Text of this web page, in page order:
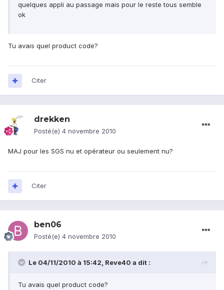
quelques appli au passage mais pour le reste tous semble
ok
Tu avais quel product code?
Citer
drekken
Posté(e) 4 novembre 2010
MAJ pour les SGS nu et opérateur ou seulement nu?
Citer
ben06
Posté(e) 4 novembre 2010
Le 04/11/2010 à 15:42, Reve40 a dit :
Tu avais quel product code?